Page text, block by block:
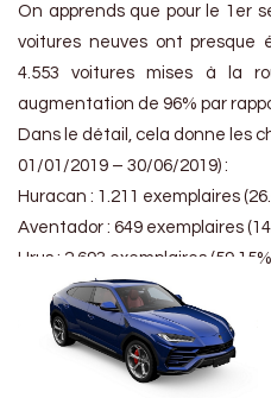
On apprends que pour le 1er
voitures neuves ont presque
4.553 voitures mises à la
augmentation de 96% par
Dans le détail, cela donne les
01/01/2019 – 30/06/2019) :
Huracan : 1.211 exemplaires
Aventador : 649 exemplaires
Urus : 2.693 exemplaires